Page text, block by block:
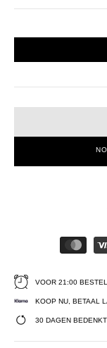
VOOR 21:00
KOOP NU, BETAAL
30 DAGEN